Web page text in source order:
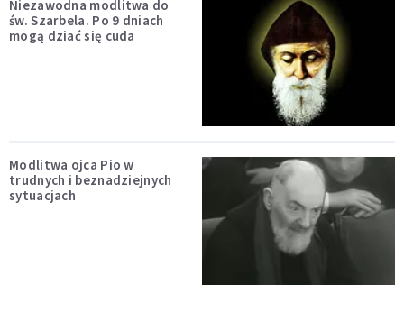
Niezawodna modlitwa do
św. Szarbela. Po 9 dniach
mogą dziać się cuda
Modlitwa ojca Pio w
trudnych i beznadziejnych
sytuacjach